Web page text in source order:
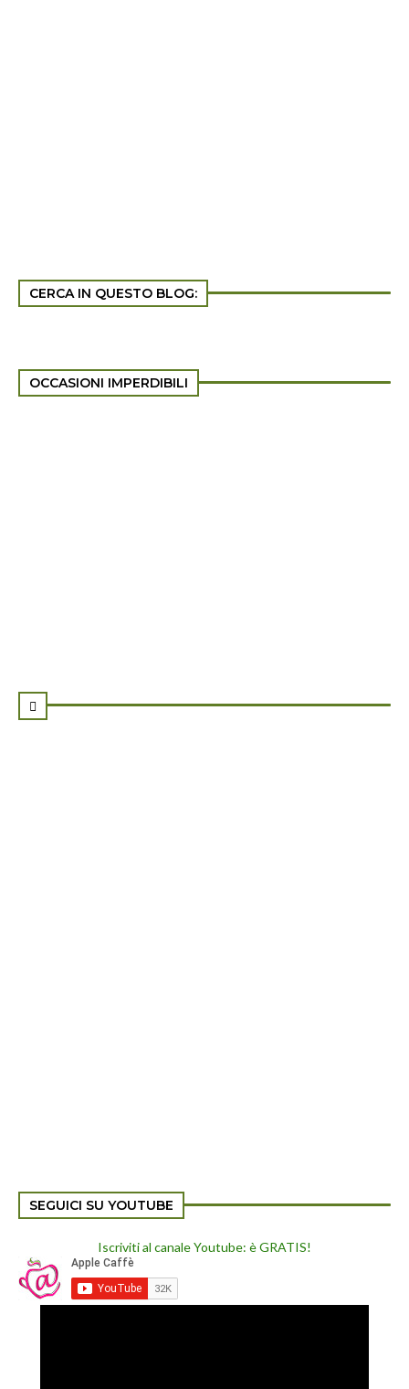
CERCA IN QUESTO BLOG:
OCCASIONI IMPERDIBILI

SEGUICI SU YOUTUBE
Iscriviti al canale Youtube: è GRATIS!